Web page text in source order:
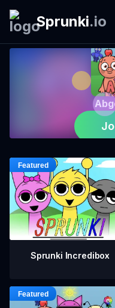
Sprunki.io
Sprunki Incredibox